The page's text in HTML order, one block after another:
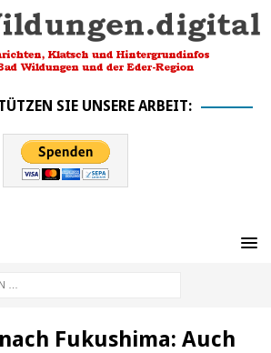
SIE UNSERE ARBEIT:
Fukushima: Auch